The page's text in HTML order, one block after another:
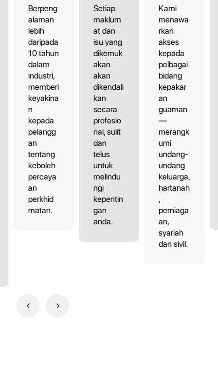
Berpeng
alaman
lebih
daripada
10 tahun
dalam
industri,
memberi
keyakina
n
kepada
pelangg
an
tentang
keboleh
percaya
an
perkhid
matan.
Setiap
maklum
at dan
isu yang
dikemuk
akan
akan
dikendali
kan
secara
profesio
nal, sulit
dan
telus
untuk
melindu
ngi
kepentin
gan
anda.
Kami
menawa
rkan
akses
kepada
pelbagai
bidang
kepakar
an
guaman
—
merangk
umi
undang-
undang
keluarga,
hartanah
,
perniaga
an,
syariah
dan sivil.
4 5